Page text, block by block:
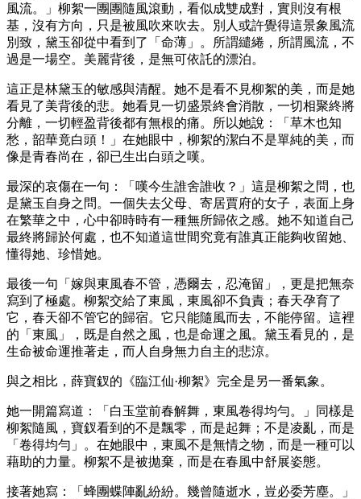
風流。」柳絮一團團隨風滾動，看似成雙成對，實則沒有根
基，沒有方向，只是被風吹來吹去。別人或許覺得這景象風流
別致，黛玉卻從中看到了「命薄」。所謂繾綣，所謂風流，不
過是一場空。美麗背後，是無可依託的漂泊。
這正是林黛玉的敏感與清醒。她不是看不見柳絮的美，而是她
看見了美背後的悲。她看見一切盛景終會消散，一切相聚終將
分離，一切輕盈背後都有無根的痛。所以她說：「草木也知
愁，韶華竟白頭！」在她眼中，柳絮的潔白不是單純的美，而
像是青春尚在，卻已生出白頭之嘆。
最深的哀傷在一句：「嘆今生誰舍誰收？」這是柳絮之問，也
是黛玉自身之問。一個失去父母、寄居賈府的女子，表面上身
在繁華之中，心中卻時時有一種無所歸依之感。她不知道自己
最終將歸於何處，也不知道這世間究竟有誰真正能夠收留她、
懂得她、珍惜她。
最後一句「嫁與東風春不管，憑爾去，忍淹留」，更是把無奈
寫到了極處。柳絮交給了東風，東風卻不負責；春天孕育了
它，春天卻不管它的歸宿。它只能隨風而去，不能停留。這裡
的「東風」，既是自然之風，也是命運之風。黛玉看見的，是
生命被命運推著走，而人自身無力自主的悲涼。
與之相比，薛寶釵的《臨江仙·柳絮》完全是另一番氣象。
她一開篇寫道：「白玉堂前春解舞，東風卷得均勻。」同樣是
柳絮隨風，寶釵看到的不是飄零，而是起舞；不是凌亂，而是
「卷得均勻」。在她眼中，東風不是無情之物，而是一種可以
藉助的力量。柳絮不是被拋棄，而是在春風中舒展姿態。
接著她寫：「蜂團蝶陣亂紛紛。幾曾隨逝水，豈必委芳塵。」